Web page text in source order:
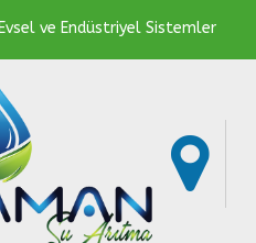
ve Endüstriyel Sistemler